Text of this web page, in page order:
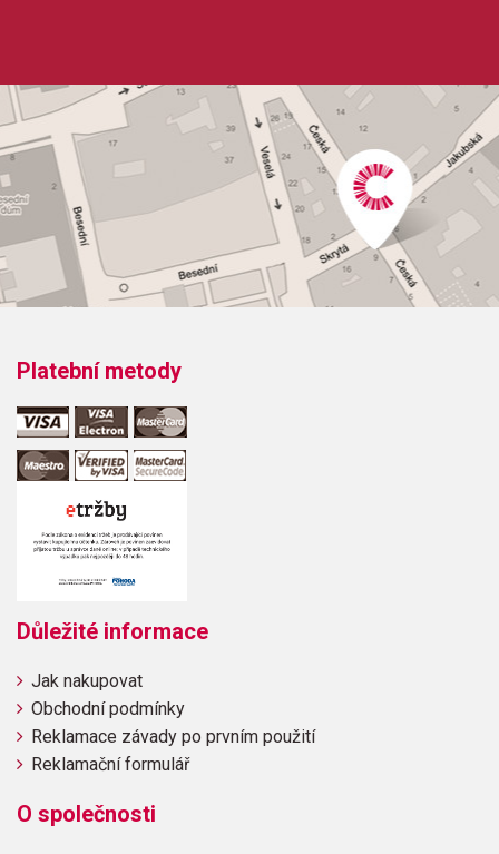
Platební metody
Důležité informace
Jak nakupovat
Obchodní podmínky
Reklamace závady po prvním použití
Reklamační formulář
O společnosti